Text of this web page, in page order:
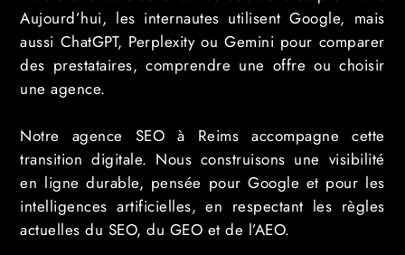
Aujourd’hui, les internautes utilisent Google, mais
aussi ChatGPT, Perplexity ou Gemini pour comparer
des prestataires, comprendre une offre ou choisir
une agence.
Notre agence SEO à Reims accompagne cette
transition digitale. Nous construisons une visibilité
en ligne durable, pensée pour Google et pour les
intelligences artificielles, en respectant les règles
actuelles du SEO, du GEO et de l’AEO.